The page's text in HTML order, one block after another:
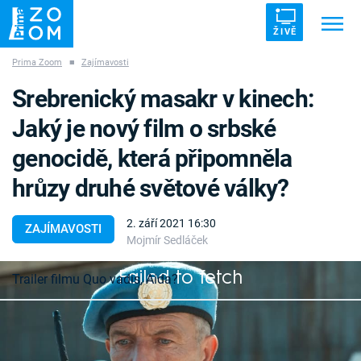
ŽIVĚ
ZÁHADY VETŘELCI DÁVNOVĚKU
Témata
Témata
Pořady
TV Program
Prima Zoom ■ Zajímavosti
ZAJÍMAVOSTI
2. září 2021 16:30
Mojmír Sedláček
Srebrenický masakr v kinech:
Jaký je nový film o srbské
genocidě, která připomněla
hrůzy druhé světové války?
Failed to fetch
Trailer filmu Quo vadis, Aida?
Nezapomenout na vlastní historii a spojit lidi